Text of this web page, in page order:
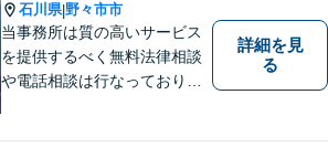
石川県|野々市市
当事務所は質の高いサービス
を提供するべく無料法律相談
や電話相談は行なっておりま
詳細を見
る